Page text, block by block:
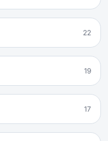
22
19
17